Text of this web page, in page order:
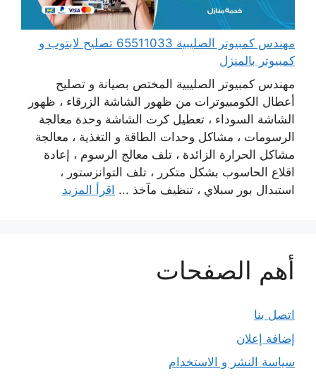
مهندس كمبيوتر الصليبية 65511033 تصليح لابتوب و
كمبيوتر بالمنزل
مهندس كمبيوتر الصليبية المختص بصيانة و تصليح
أعطال الكومبيوترات من ظهور الشاشة الزرقاء ، ظهور
الشاشة السوداء ، تعطيل كرت الشاشة وحدة معالجة
الرسومات ، مشاكل وحدات الطاقة و التغذية ، معالجة
مشاكل الحرارة الزائدة ، تلف معالج الرسوم ، إعادة
اقلاع الحاسوب بشكل متكرر ، تلف التوانزستور ،
استبدال بور سبلاي ، تنظيف مآخذ ... اقرأ المزيد
أهم الصفحات
اتصل بنا
إضافة إعلان
سياسة النشر و الاستخدام